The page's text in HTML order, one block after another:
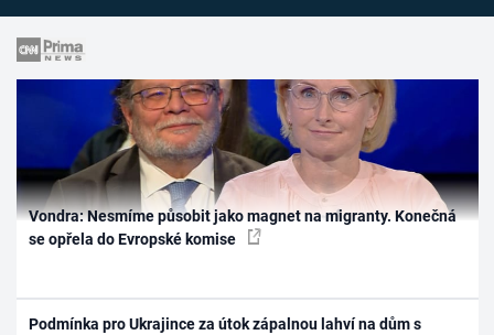
Vondra: Nesmíme působit jako magnet na migranty. Konečná
se opřela do Evropské komise
Podmínka pro Ukrajince za útok zápalnou lahví na dům s